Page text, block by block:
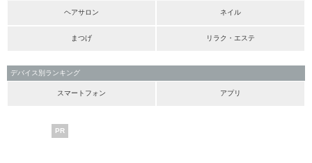
ヘアサロン ネイル
まつげ リラク・エステ
デバイス別ランキング
スマートフォン アプリ
PR